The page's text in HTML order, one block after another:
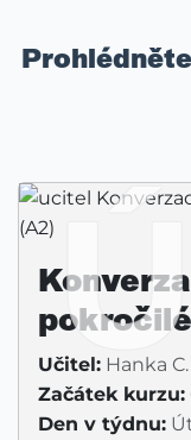
Učitel: Hanka C.
Začátek kurzu:
Den v týdnu: